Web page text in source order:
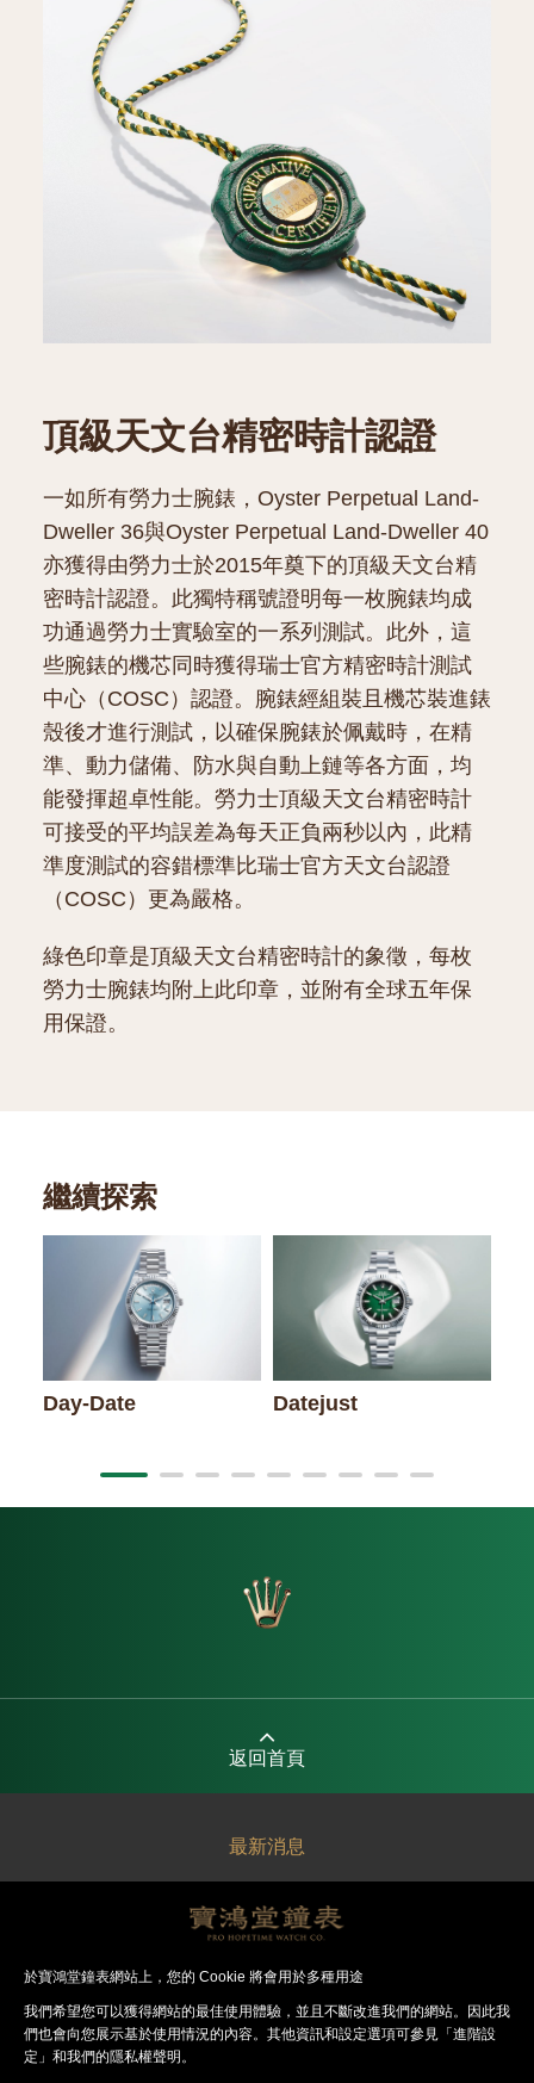
頂級天文台精密時計認證
一如所有勞力士腕錶，Oyster Perpetual Land-
Dweller 36與Oyster Perpetual Land-Dweller 40
亦獲得由勞力士於2015年奠下的頂級天文台精
密時計認證。此獨特稱號證明每一枚腕錶均成
功通過勞力士實驗室的一系列測試。此外，這
些腕錶的機芯同時獲得瑞士官方精密時計測試
中心（COSC）認證。腕錶經組裝且機芯裝進錶
殼後才進行測試，以確保腕錶於佩戴時，在精
準、動力儲備、防水與自動上鏈等各方面，均
能發揮超卓性能。勞力士頂級天文台精密時計
可接受的平均誤差為每天正負兩秒以內，此精
準度測試的容錯標準比瑞士官方天文台認證
（COSC）更為嚴格。
綠色印章是頂級天文台精密時計的象徵，每枚
勞力士腕錶均附上此印章，並附有全球五年保
用保證。
繼續探索
Day-Date Datejust
返回首頁
最新消息
關於寶鴻堂
經銷品牌
法律聲明
於寶鴻堂鐘表網站上，您的 Cookie 將會用於多種用途
我們希望您可以獲得網站的最佳使⽤體驗，並且不斷改進我們的網站。因此我
們也會向您展⽰基於使⽤情況的內容。其他資訊和設定選項可參見「進階設
定」和我們的隱私權聲明。